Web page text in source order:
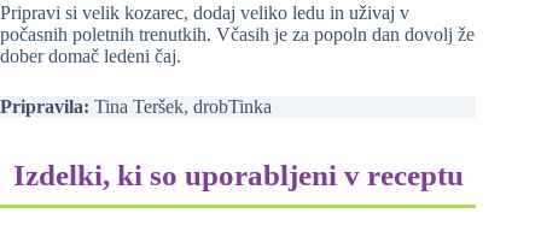
Pripravi si velik kozarec, dodaj veliko ledu in uživaj v
počasnih poletnih trenutkih. Včasih je za popoln dan dovolj že
dober domač ledeni čaj.
Pripravila: Tina Teršek, drobTinka
Izdelki, ki so uporabljeni v receptu